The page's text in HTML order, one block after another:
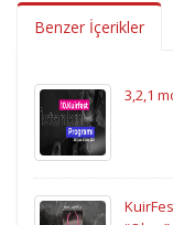
Benzer İçerikler
3,2,1